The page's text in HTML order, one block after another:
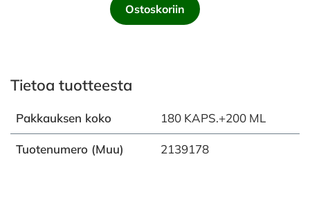
Ostoskoriin
Tietoa tuotteesta
Pakkauksen koko 180 KAPS.+200 ML
Tuotenumero (Muu) 2139178